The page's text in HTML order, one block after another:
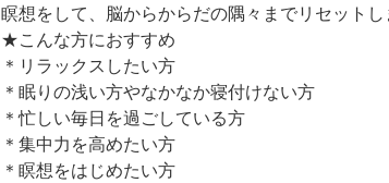
瞑想をして、脳からからだの隅々までリセットし
★こんな方におすすめ
＊リラックスしたい方
＊眠りの浅い方やなかなか寝付けない方
＊忙しい毎日を過ごしている方
＊集中力を高めたい方
＊瞑想をはじめたい方